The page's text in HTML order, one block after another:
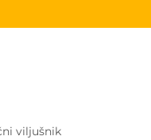
viljušnik